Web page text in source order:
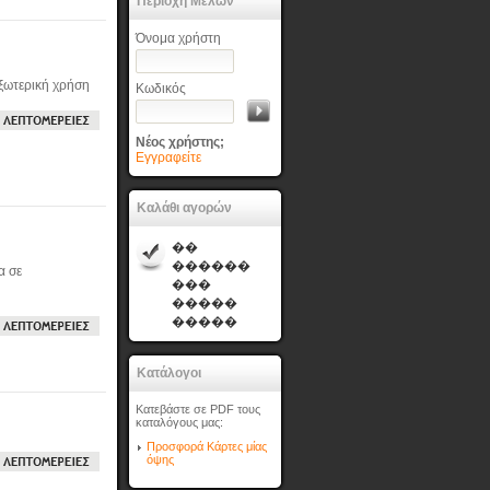
χρήση
σε
Όνομα χρήστη
Κωδικός
Νέος χρήστης;
Εγγραφείτε
Καλάθι αγορών
��
������
���
�����
�����
Κατάλογοι
Κατεβάστε σε PDF τους
καταλόγους μας:
Προσφορά Κάρτες μίας
όψης